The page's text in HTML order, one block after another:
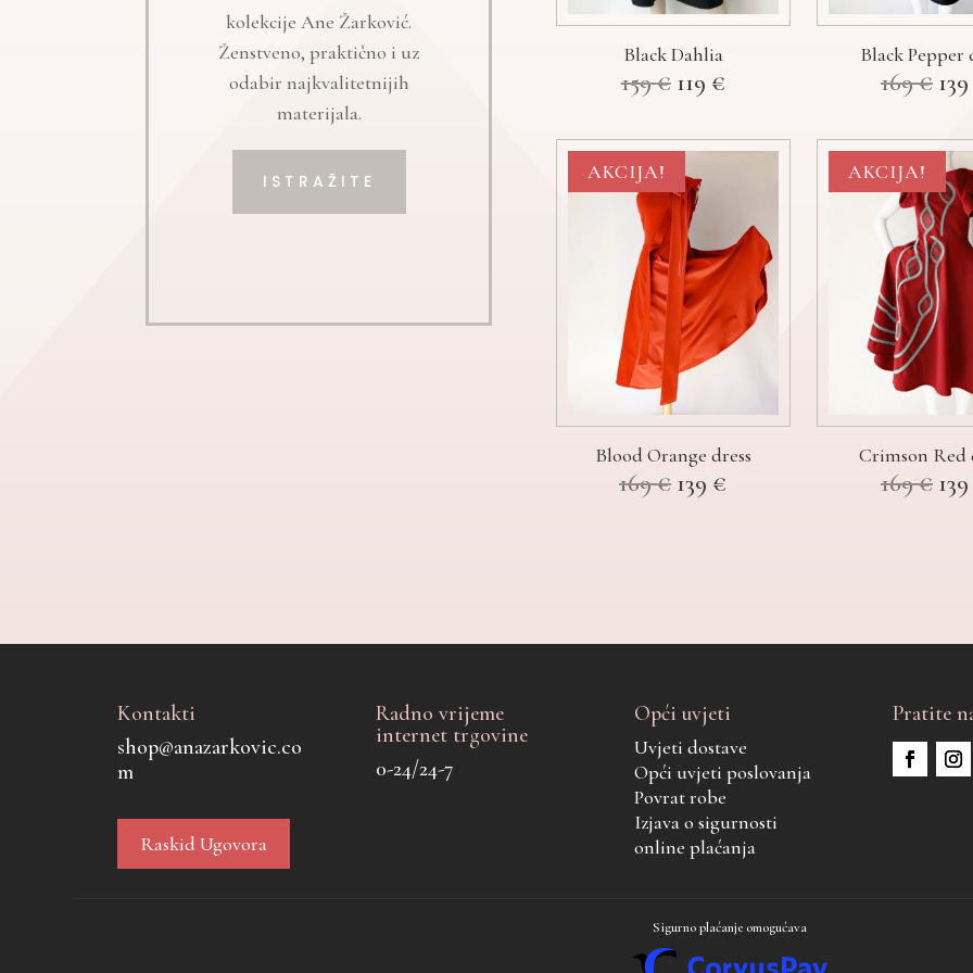
kolekcije Ane Žarković.
Ženstveno, praktično i uz
odabir najkvalitetnijih
materijala.
ISTRAŽITE
Black Dahlia
159€ Izvorna
cijena
je:
159 €.
119 €Trenutna
cijena
119 €.
Black Pepper
169€
je:
139
AKCIJA!
Blood Orange dress
169€ Izvorna
cijena
139 €
AKCIJA!
Crimson Red
169€ 139
Kontakti
shop@anazarkovic.co
m
Raskid Ugovora
Radno vrijeme
internet trgovine
0-24/24-7
Opći uvjeti
Uvjeti dostave
Opći uvjeti poslovanja
Povrat robe
Izjava o sigurnosti
online plaćanja
Pratite
Sigurno plaćanje omogućava